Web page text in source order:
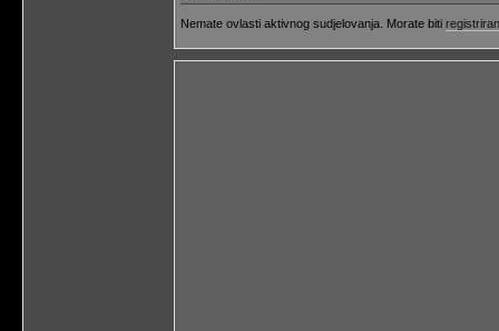
Nemate ovlasti aktivnog sudjelovanja. Morate biti